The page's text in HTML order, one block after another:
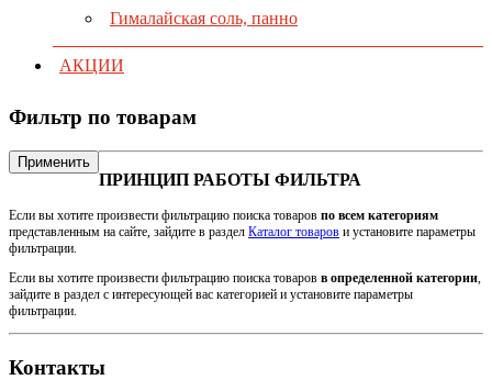
Гималайская соль, панно
АКЦИИ
Фильтр по товарам
Применить
ПРИНЦИП РАБОТЫ ФИЛЬТРА
Если вы хотите произвести фильтрацию поиска товаров по всем категориям
представленным на сайте, зайдите в раздел Каталог товаров и установите параметры
фильтрации.
Если вы хотите произвести фильтрацию поиска товаров в определенной категории,
зайдите в раздел с интересующей вас категорией и установите параметры
фильтрации.
Контакты